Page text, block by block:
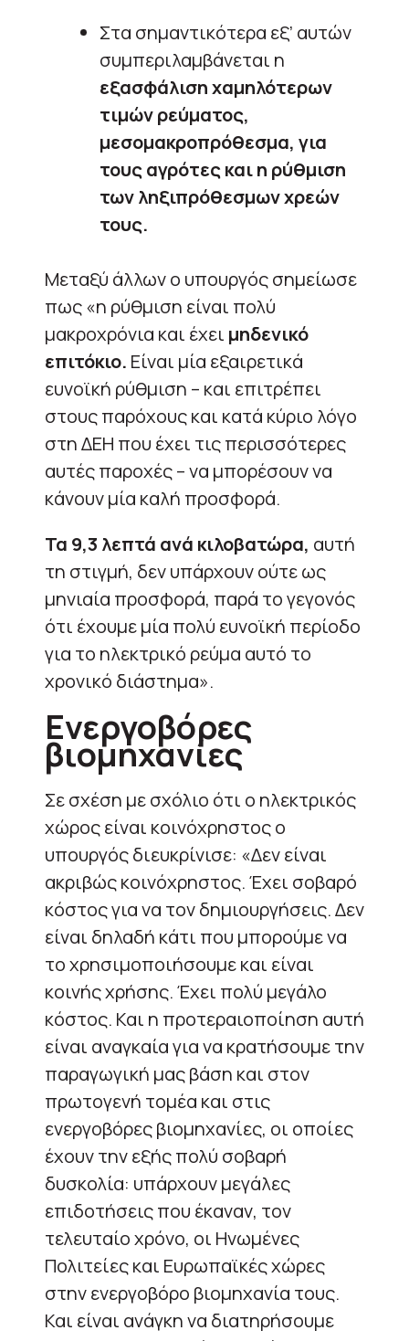
Στα σημαντικότερα εξ’ αυτών
συμπεριλαμβάνεται η
εξασφάλιση χαμηλότερων
τιμών ρεύματος,
μεσομακροπρόθεσμα, για
τους αγρότες και η ρύθμιση
των ληξιπρόθεσμων χρεών
τους.
Μεταξύ άλλων ο υπουργός σημείωσε
πως «η ρύθμιση είναι πολύ
μακροχρόνια και έχει μηδενικό
επιτόκιο. Είναι μία εξαιρετικά
ευνοϊκή ρύθμιση – και επιτρέπει
στους παρόχους και κατά κύριο λόγο
στη ΔΕΗ που έχει τις περισσότερες
αυτές παροχές – να μπορέσουν να
κάνουν μία καλή προσφορά.
Τα 9,3 λεπτά ανά κιλοβατώρα, αυτή
τη στιγμή, δεν υπάρχουν ούτε ως
μηνιαία προσφορά, παρά το γεγονός
ότι έχουμε μία πολύ ευνοϊκή περίοδο
για το ηλεκτρικό ρεύμα αυτό το
χρονικό διάστημα».
Ενεργοβόρες
βιομηχανίες
Σε σχέση με σχόλιο ότι ο ηλεκτρικός
χώρος είναι κοινόχρηστος ο
υπουργός διευκρίνισε: «Δεν είναι
ακριβώς κοινόχρηστος. Έχει σοβαρό
κόστος για να τον δημιουργήσεις. Δεν
είναι δηλαδή κάτι που μπορούμε να
το χρησιμοποιήσουμε και είναι
κοινής χρήσης. Έχει πολύ μεγάλο
κόστος. Και η προτεραιοποίηση αυτή
είναι αναγκαία για να κρατήσουμε την
παραγωγική μας βάση και στον
πρωτογενή τομέα και στις
ενεργοβόρες βιομηχανίες, οι οποίες
έχουν την εξής πολύ σοβαρή
δυσκολία: υπάρχουν μεγάλες
επιδοτήσεις που έκαναν, τον
τελευταίο χρόνο, οι Ηνωμένες
Πολιτείες και Ευρωπαϊκές χώρες
στην ενεργοβόρο βιομηχανία τους.
Και είναι ανάγκη να διατηρήσουμε